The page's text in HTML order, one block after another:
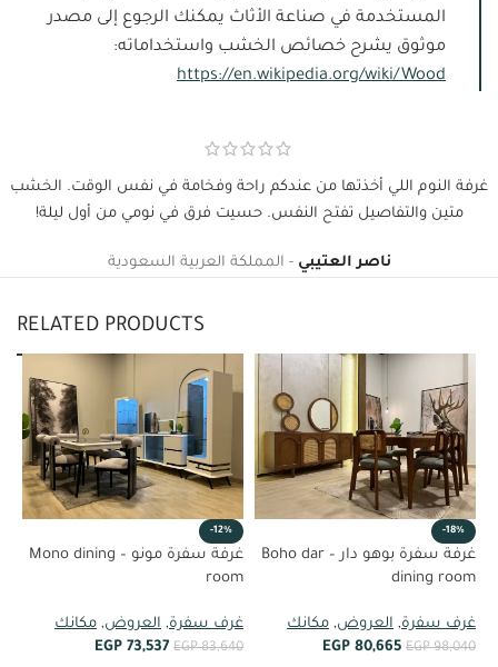
المستخدمة في صناعة الأثاث يمكنك الرجوع إلى مصدر
موثوق يشرح خصائص الخشب واستخداماته:
https://en.wikipedia.org/wiki/Wood
غرفة النوم اللي أخذتها من عندكم راحة وفخامة في نفس الوقت. الخشب
متين والتفاصيل تفتح النفس. حسيت فرق في نومي من أول ليلة!
ناصر العتيبي المملكة العربية السعودية
RELATED PRODUCTS
-18%
غرفة سفرة بوهو دار – Boho dar
dining room
غرف سفرة, العروض, مكانك
EGP98,040
EGP 80,665
-12%
غرفة سفرة مونو – Mono dining
room
غرف سفرة, العروض, مكانك
EGP83,640
EGP 73,537